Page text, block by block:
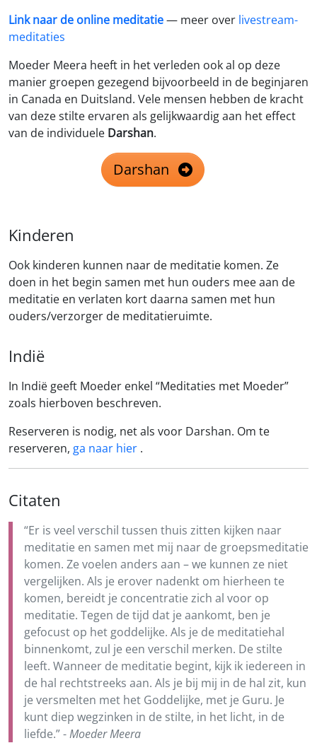
Link naar de online meditatie— meer over livestream-
meditaties
Moeder Meera heeft in het verleden ook al op deze
manier groepen gezegend bijvoorbeeld in de beginjaren
in Canada en Duitsland. Vele mensen hebben de kracht
van deze stilte ervaren als gelijkwaardig aan het effect
van de individuele Darshan.
Darshan
Kinderen
Ook kinderen kunnen naar de meditatie komen. Ze
doen in het begin samen met hun ouders mee aan de
meditatie en verlaten kort daarna samen met hun
ouders/verzorger de meditatieruimte.
Indië
In Indië geeft Moeder enkel “Meditaties met Moeder”
zoals hierboven beschreven.
Reserveren is nodig, net als voor Darshan. Om te
reserveren, ga naar hier .
Citaten
“Er is veel verschil tussen thuis zitten kijken naar
meditatie en samen met mij naar de groepsmeditatie
komen. Ze voelen anders aan – we kunnen ze niet
vergelijken. Als je erover nadenkt om hierheen te
komen, bereidt je concentratie zich al voor op
meditatie. Tegen de tijd dat je aankomt, ben je
gefocust op het goddelijke. Als je de meditatiehal
binnenkomt, zul je een verschil merken. De stilte
leeft. Wanneer de meditatie begint, kijk ik iedereen in
de hal rechtstreeks aan. Als je bij mij in de hal zit, kun
je versmelten met het Goddelijke, met je Guru. Je
kunt diep wegzinken in de stilte, in het licht, in de
liefde.” -Moeder Meera